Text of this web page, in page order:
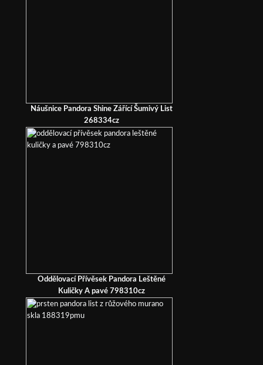
Náušnice Pandora Shine Zářící Šumivý List
268334cz
Oddělovací Přívěsek Pandora Leštěné
Kuličky A pavé 798310cz